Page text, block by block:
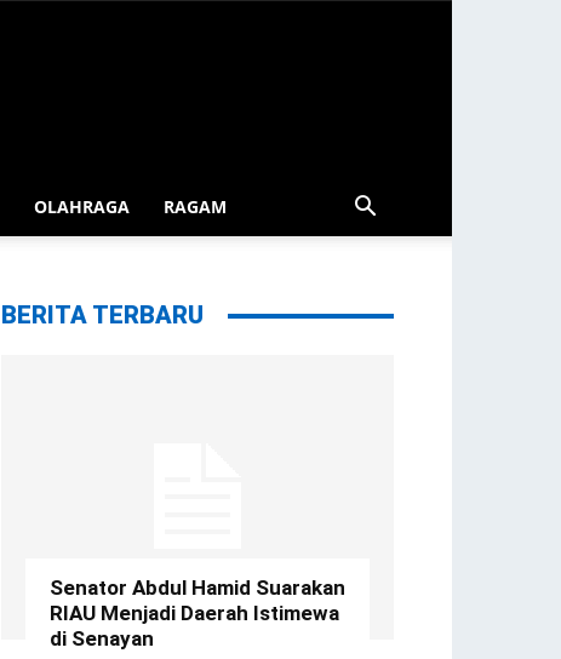
OLAHRAGA RAGAM
BERITA TERBARU
Senator Abdul Hamid Suarakan
RIAU Menjadi Daerah Istimewa
di Senayan